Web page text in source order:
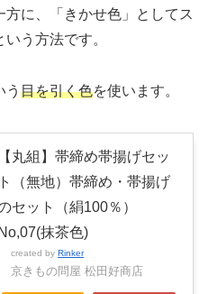
に、「きかせ色」としてス
う方法です。
う 目を引く色を使います。
【丸組】帯締め帯揚げセッ
ト（無地）帯締め・帯揚げ
セット（絹100％）
No,07(抹茶色)
created by Rinker
京きもの問屋 松田好商店